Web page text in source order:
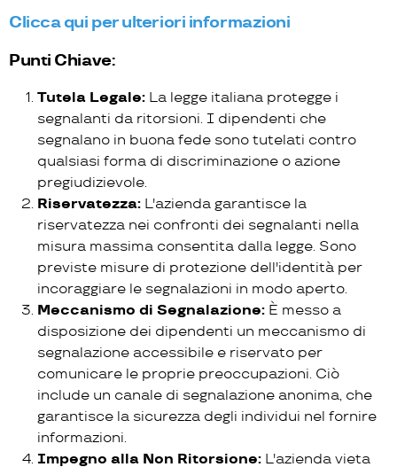
Clicca qui per ulteriori informazioni
Punti Chiave:
Tutela Legale: La legge italiana protegge i
segnalanti da ritorsioni. I dipendenti che
segnalano in buona fede sono tutelati contro
qualsiasi forma di discriminazione o azione
pregiudizievole.
Riservatezza: L'azienda garantisce la
riservatezza nei confronti dei segnalanti nella
misura massima consentita dalla legge. Sono
previste misure di protezione dell'identità per
incoraggiare le segnalazioni in modo aperto.
Meccanismo di Segnalazione: È messo a
disposizione dei dipendenti un meccanismo di
segnalazione accessibile e riservato per
comunicare le proprie preoccupazioni. Ciò
include un canale di segnalazione anonima, che
garantisce la sicurezza degli individui nel fornire
informazioni.
Impegno alla Non Ritorsione: L'azienda vieta